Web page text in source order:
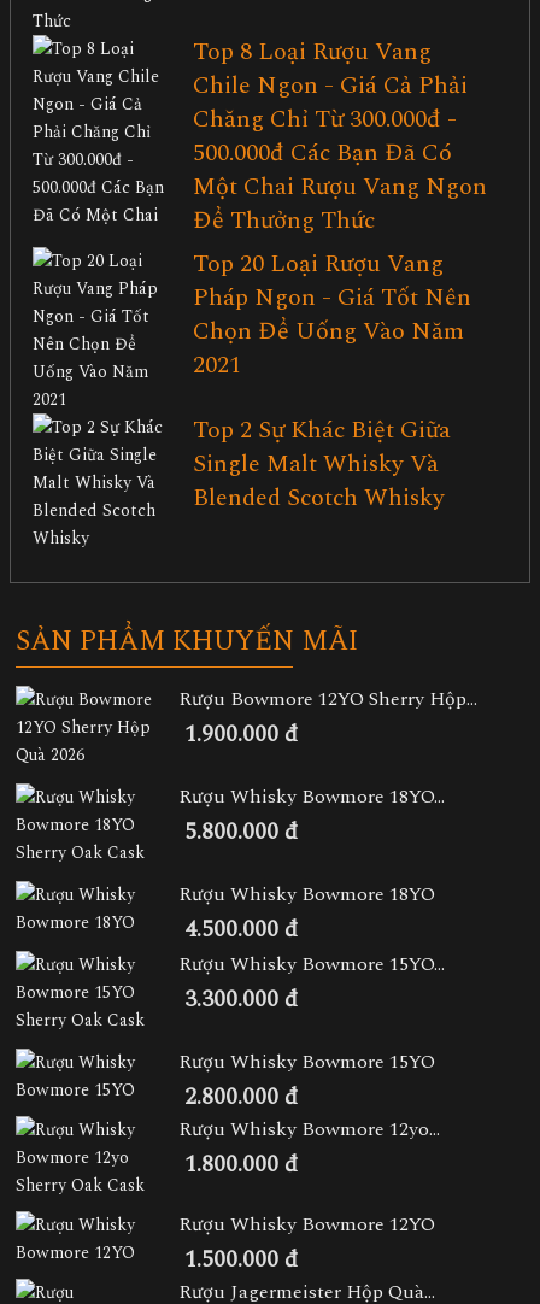
Top 8 Loại Rượu Vang
Chile Ngon - Giá Cả Phải
Chăng Chỉ Từ 300.000đ -
500.000đ Các Bạn Đã Có
Một Chai Rượu Vang Ngon
Để Thưởng Thức
Top 20 Loại Rượu Vang
Pháp Ngon - Giá Tốt Nên
Chọn Để Uống Vào Năm
2021
Top 2 Sự Khác Biệt Giữa
Single Malt Whisky Và
Blended Scotch Whisky
SẢN PHẨM KHUYẾN MÃI
Rượu Bowmore 12YO Sherry Hộp...
1.900.000 đ
Rượu Whisky Bowmore 18YO...
5.800.000 đ
Rượu Whisky Bowmore 18YO
4.500.000 đ
Rượu Whisky Bowmore 15YO...
3.300.000 đ
Rượu Whisky Bowmore 15YO
2.800.000 đ
Rượu Whisky Bowmore 12yo...
1.800.000 đ
Rượu Whisky Bowmore 12YO
1.500.000 đ
Rượu Jagermeister Hộp Quà...